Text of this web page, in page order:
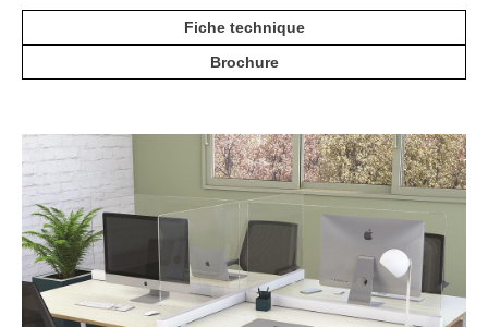
Fiche technique
Brochure